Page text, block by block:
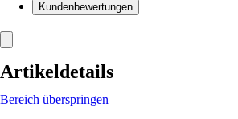
Kundenbewertungen
Artikeldetails
Bereich überspringen